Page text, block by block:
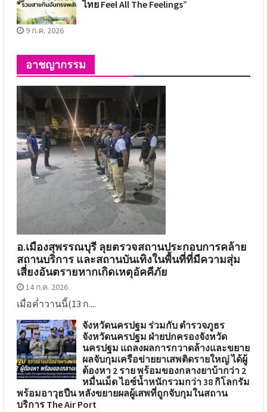
ไทย Feel All The Feelings”
9 ก.ค. 2026
อาชญากรรม
อ.เมืองสุพรรณบุรี ลุยตรวจสถานประกอบการคล้าย
สถานบริการ และสถานบันเทิงในพื้นที่ที่มีความสุ่ม
เสี่ยงอันตรายหากเกิดเหตุอัคคีภัย
14 ก.ค. 2026
เมื่อค่ำวานนี้(13 ก....
จังหวัดนครปฐม ร่วมกับ ตำรวจภูธร
จังหวัดนครปฐม ฝ่ายปกครองจังหวัด
นครปฐม แถลงผลการกวาดล้างและขยาย
ผลจับกุมเครือข่ายยาเสพติดรายใหญ่ ได้ผู้
ต้องหา 2 ราย พร้อมของกลางยาบ้ากว่า 2
หมื่นเม็ด ไอซ์น้ำหนักรวมกว่า 38 กิโลกรัม
พร้อมอาวุธปืน หลังขยายผลผู้เสพที่ถูกจับกุมในสถาน
บริการ The Air Port